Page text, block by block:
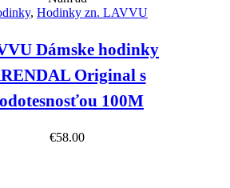
, Hodinky zn. LAVVU
Dámske hodinky
Original s
100M
€58.00